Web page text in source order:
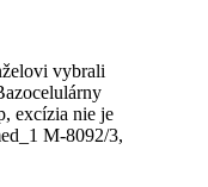
vybrali
excízia nie je
M-8092/3,